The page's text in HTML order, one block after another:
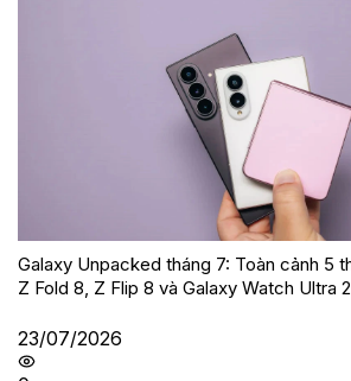
Galaxy Unpacked tháng 7: Toàn cảnh 5
Z Fold 8, Z Flip 8 và Galaxy Watch Ultra
0